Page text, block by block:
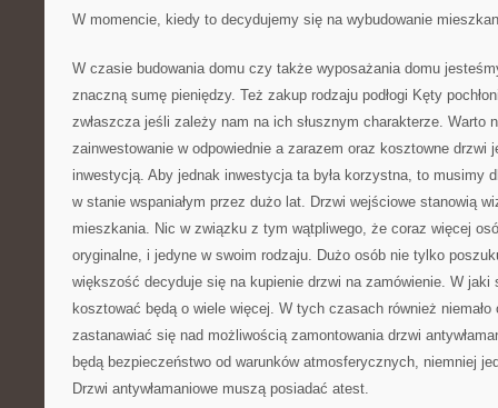
W momencie, kiedy to decydujemy się na wybudowanie
W czasie budowania domu czy także wyposażania domu
znaczną sumę pieniędzy. Też zakup rodzaju podłogi Kęty
zwłaszcza jeśli zależy nam na ich słusznym charakterze. Warto
zainwestowanie w odpowiednie a zarazem oraz kosztowne drzwi
inwestycją. Aby jednak inwestycja ta była korzystna, to musimy
w stanie wspaniałym przez dużo lat. Drzwi wejściowe stanowią
mieszkania. Nic w związku z tym wątpliwego, że coraz więcej
oryginalne, i jedyne w swoim rodzaju. Dużo osób nie tylko
większość decyduje się na kupienie drzwi na zamówienie. W jaki
kosztować będą o wiele więcej. W tych czasach również niemało
zastanawiać się nad możliwością zamontowania drzwi
będą bezpieczeństwo od warunków atmosferycznych, niemniej
Drzwi antywłamaniowe muszą posiadać atest.